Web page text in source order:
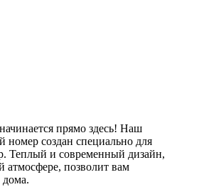
прямо здесь! Наш
номер создан специально для
Теплый и современный дизайн,
позволит вам
дома.